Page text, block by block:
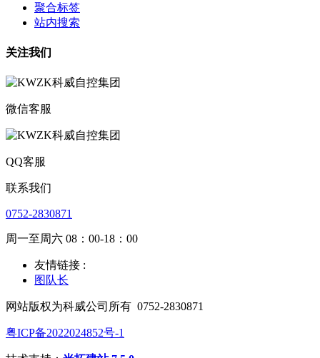
聚合标签
站内搜索
关注我们
微信客服
QQ客服
联系我们
0752-2830871
周一至周六 08：00-18：00
友情链接 :
图队长
网站版权为科威公司所有 0752-2830871
粤ICP备2022024852号-1